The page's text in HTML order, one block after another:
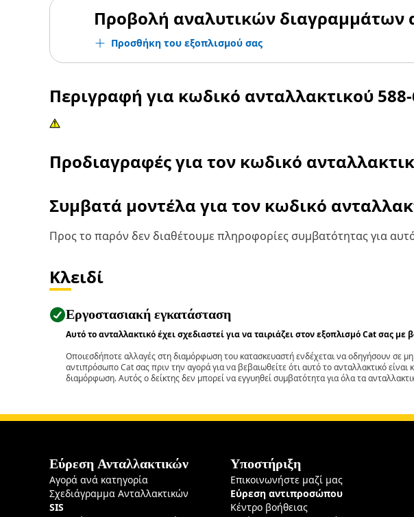
Προβολή αναλυτικών διαγραμμάτων
Προσθήκη του εξοπλισμού σας
Περιγραφή για κωδικό ανταλλακτικού
Προδιαγραφές για τον κωδικό
Συμβατά μοντέλα για τον κωδικό
Προς το παρόν δεν διαθέτουμε πληροφορίες συμβατότητας για
Κλειδί
Εργοστασιακή εγκατάσταση
Αυτό το ανταλλακτικό έχει σχεδιαστεί για να ταιριάζει στον εξοπλισμό Cat σας
Οποιεσδήποτε αλλαγές στη διαμόρφωση του κατασκευαστή ενδέχεται να οδηγήσουν σε
αντιπρόσωπο Cat σας πριν την αγορά για να βεβαιωθείτε ότι αυτό το ανταλλακτικό
διαμόρφωση. Αυτός ο δείκτης δεν μπορεί να εγγυηθεί συμβατότητα για όλα τα
Εύρεση Ανταλλακτικών
Αγορά ανά κατηγορία
Σχεδιάγραμμα Ανταλλακτικών
SIS
Υποστήριξη
Επικοινωνήστε μαζί μας
Εύρεση αντιπροσώπου
Κέντρο βοήθειας